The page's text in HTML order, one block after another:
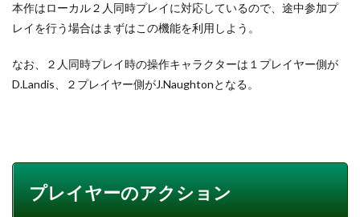
本作はローカル２人同時プレイに対応しているので、途中参加プ
レイを行う場合はまずはこの機能を利用しよう。
なお、２人同時プレイ時の操作キャラクターは１プレイヤー側が
D.Landis、２プレイヤー側がJ.Naughtonとなる。
プレイヤーのアクション